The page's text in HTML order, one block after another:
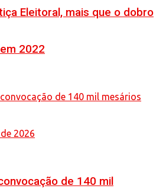
Eleitoral, mais que o dobro
2022
de 140 mil